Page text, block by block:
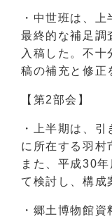
・中世班は、
最終的な補足調
入稿した。不
稿の補充と修正
【第2部会】
・上半期は、
に所在する羽村
また、平成30
て検討し、構成
・郷土博物館